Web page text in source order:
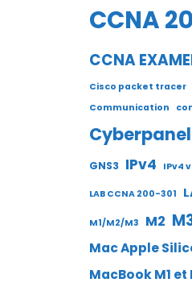
CCNA
CCNA
Cisco packet tracer
Communication
Cyberpanel
GNS3 IPv4 IPv4
LAB CCNA 200-301
M1/M2/M3 M2
Mac Apple
MacBook M1 et